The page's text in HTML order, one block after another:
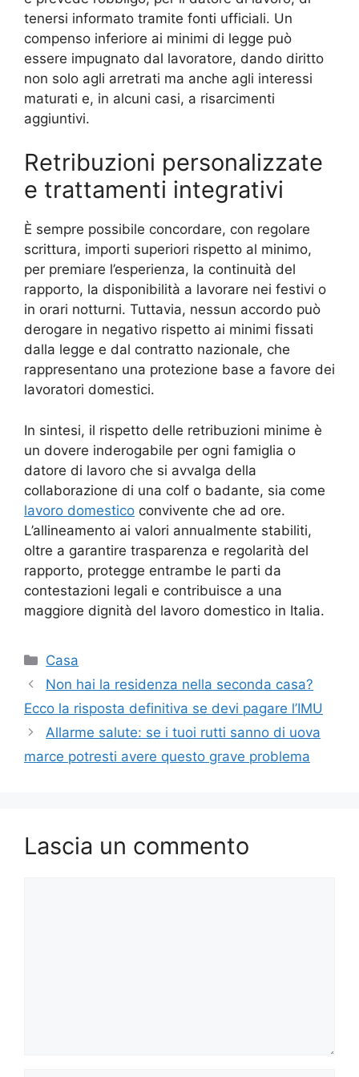
tenersi informato tramite fonti ufficiali. Un
compenso inferiore ai minimi di legge può
essere impugnato dal lavoratore, dando diritto
non solo agli arretrati ma anche agli interessi
maturati e, in alcuni casi, a risarcimenti
aggiuntivi.
Retribuzioni personalizzate
e trattamenti integrativi
È sempre possibile concordare, con regolare
scrittura, importi superiori rispetto al minimo,
per premiare l’esperienza, la continuità del
rapporto, la disponibilità a lavorare nei festivi o
in orari notturni. Tuttavia, nessun accordo può
derogare in negativo rispetto ai minimi fissati
dalla legge e dal contratto nazionale, che
rappresentano una protezione base a favore dei
lavoratori domestici.
In sintesi, il rispetto delle retribuzioni minime è
un dovere inderogabile per ogni famiglia o
datore di lavoro che si avvalga della
collaborazione di una colf o badante, sia come
lavoro domestico convivente che ad ore.
L’allineamento ai valori annualmente stabiliti,
oltre a garantire trasparenza e regolarità del
rapporto, protegge entrambe le parti da
contestazioni legali e contribuisce a una
maggiore dignità del lavoro domestico in Italia.
Categorie
Casa
Non hai la residenza nella seconda casa?
Ecco la risposta definitiva se devi pagare l’IMU
Allarme salute: se i tuoi rutti sanno di uova
marce potresti avere questo grave problema
Lascia un commento